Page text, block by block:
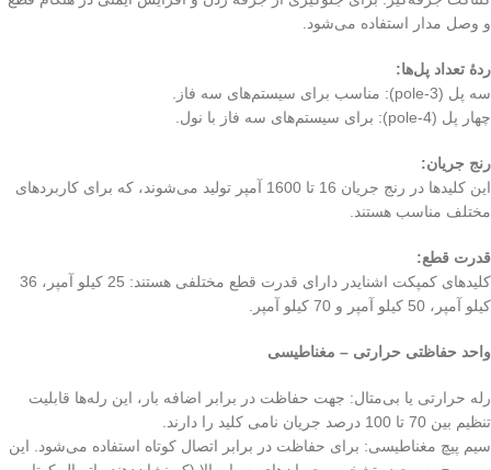
و وصل مدار استفاده می‌شود.
ردۀ تعداد پل‌ها:
سه پل (3-pole): مناسب برای سیستم‌های سه فاز.
چهار پل (4-pole): برای سیستم‌های سه فاز با نول.
رنج جریان:
این کلیدها در رنج جریان 16 تا 1600 آمپر تولید می‌شوند، که برای کاربردهای
مختلف مناسب هستند.
قدرت قطع:
کلیدهای کمپکت اشنایدر دارای قدرت قطع مختلفی هستند: 25 کیلو آمپر، 36
کیلو آمپر، 50 کیلو آمپر و 70 کیلو آمپر.
واحد حفاظتی حرارتی – مغناطیسی
رله حرارتی یا بی‌متال: جهت حفاظت در برابر اضافه بار، این رله‌ها قابلیت
تنظیم بین 70 تا 100 درصد جریان نامی کلید را دارند.
سیم پیچ مغناطیسی: برای حفاظت در برابر اتصال کوتاه استفاده می‌شود. این